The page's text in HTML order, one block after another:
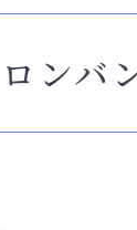
ンバ